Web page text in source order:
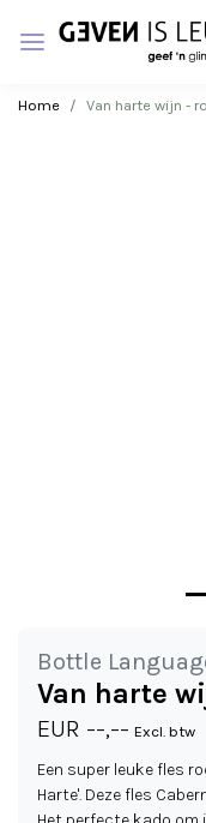
Home Van harte wijn -
Bottle
Van harte
EUR --,-- Excl. btw
Een super leuke fles
Harte'. Deze fles